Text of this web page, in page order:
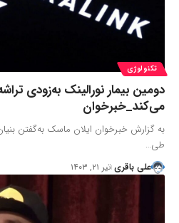
تکنولوژی
دومین بیمار نورالینک به‌زودی
می‌کند_خبرخوان
به گزارش خبرخوان ایلان ماسک به‌گفتن
طی…
علی باقری تیر ۲۱, ۱۴۰۳